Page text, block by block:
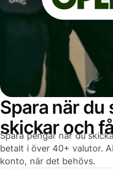
Spara när du
skickar och
Spara pengar när du
betalt i över 40+ valutor.
konto, när det behövs.